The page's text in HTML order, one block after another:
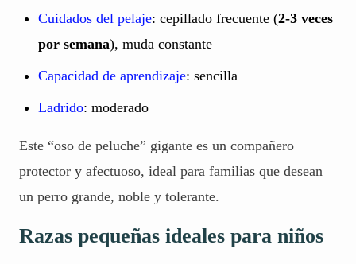
Cuidados del pelaje: cepillado frecuente (2-3 veces
por semana), muda constante
Capacidad de aprendizaje: sencilla
Ladrido: moderado
Este “oso de peluche” gigante es un compañero
protector y afectuoso, ideal para familias que desean
un perro grande, noble y tolerante.
Razas pequeñas ideales para niños